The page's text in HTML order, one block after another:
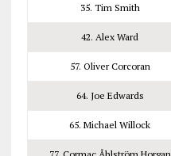
35. Tim Smith
42. Alex Ward
57. Oliver Corcoran
64. Joe Edwards
65. Michael Willock